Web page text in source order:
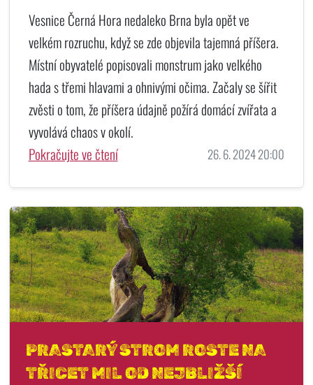
Vesnice Černá Hora nedaleko Brna byla opět ve
velkém rozruchu, když se zde objevila tajemná příšera.
Místní obyvatelé popisovali monstrum jako velkého
hada s třemi hlavami a ohnivými očima. Začaly se šířit
zvěsti o tom, že příšera údajně požírá domácí zvířata a
vyvolává chaos v okolí.
Pokračujte ve čtení
26. 6. 2024 20:00
PRASTARÝ STROM ROSTE NA
TŘICET MIL OD NEJBLIŽŠÍ